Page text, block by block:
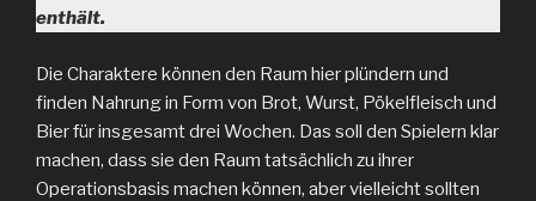
enthält.
Die Charaktere können den Raum hier plündern und
finden Nahrung in Form von Brot, Wurst, Pökelfleisch und
Bier für insgesamt drei Wochen. Das soll den Spielern klar
machen, dass sie den Raum tatsächlich zu ihrer
Operationsbasis machen können, aber vielleicht sollten